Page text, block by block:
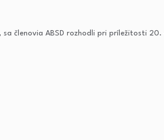
členovia ABSD rozhodli pri príležitosti 20.